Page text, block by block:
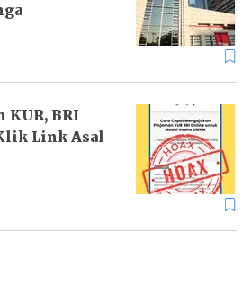
KUR, BRI
Link Asal